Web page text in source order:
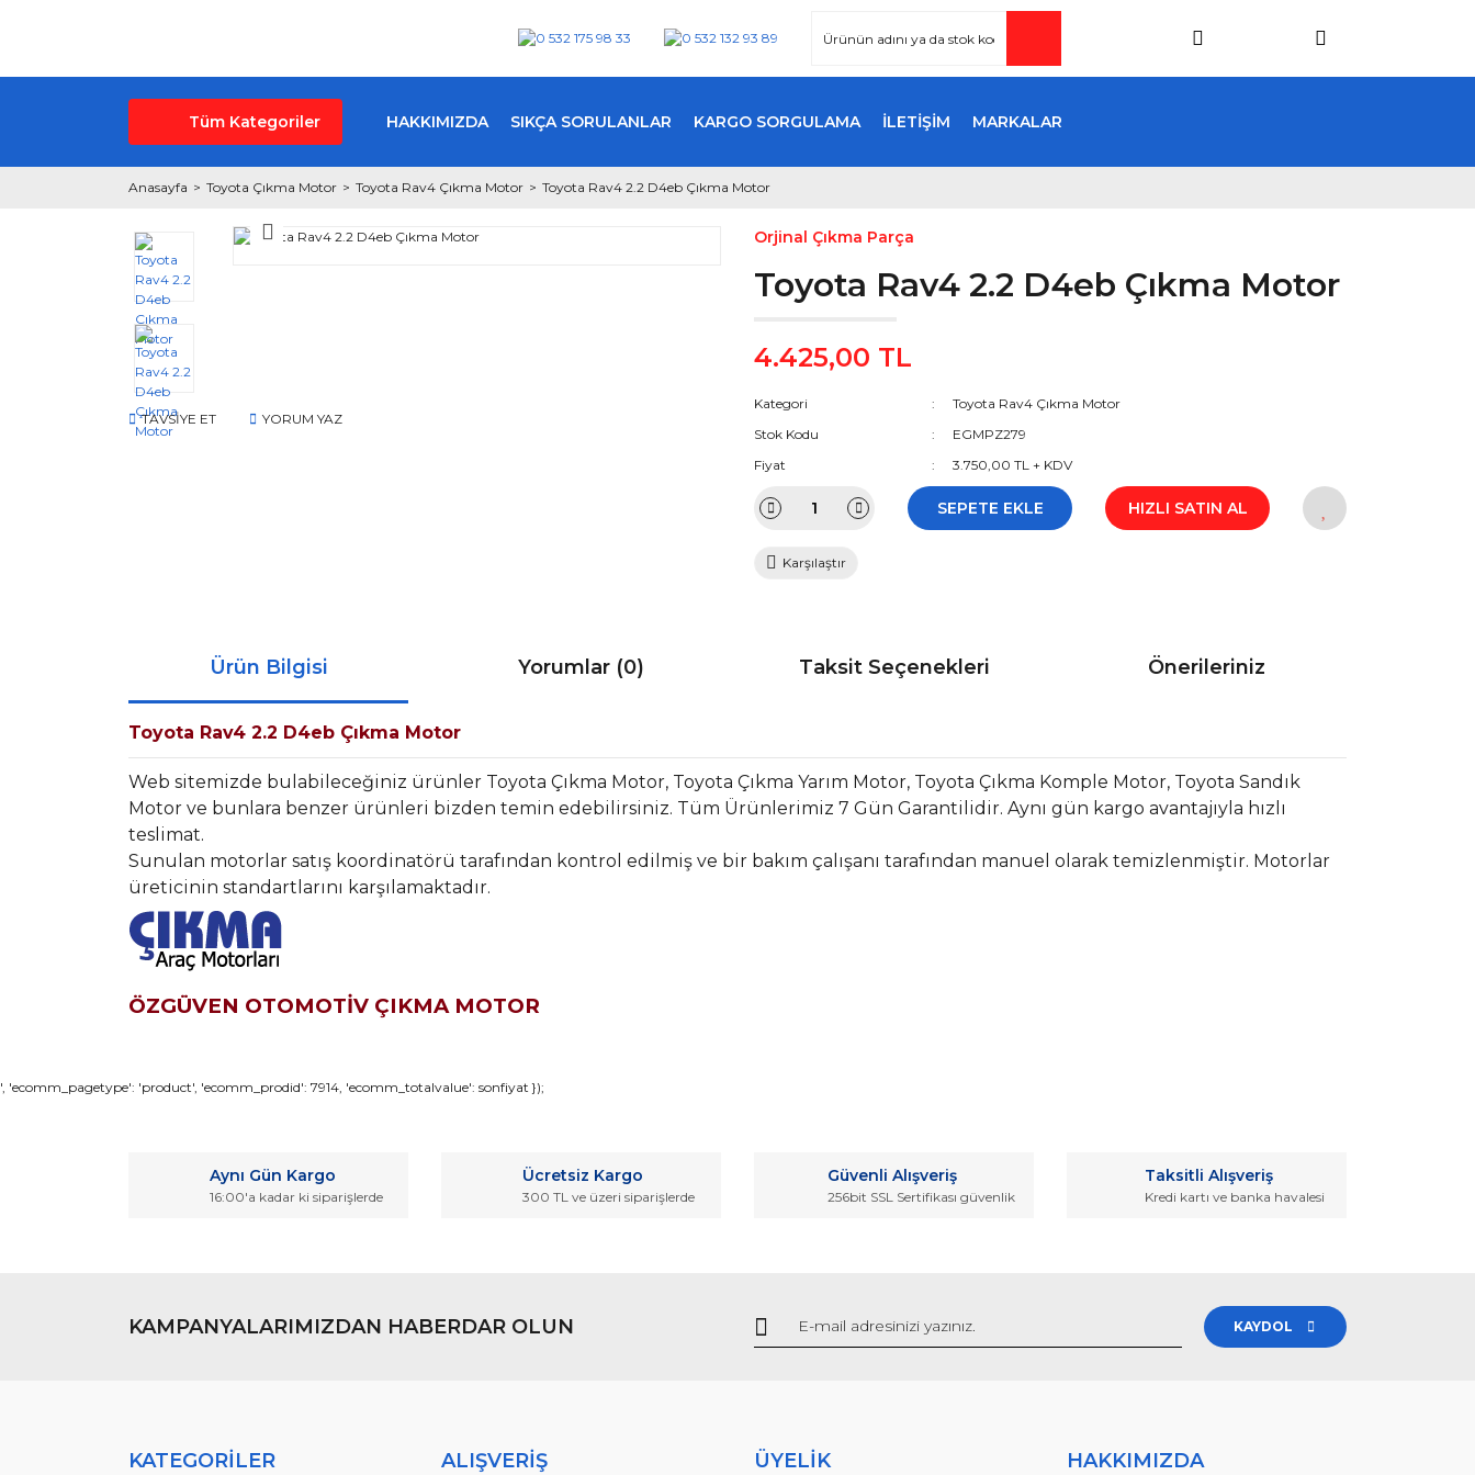
Tüm Kategoriler HAKKIMIZDA SIKÇA SORULANLAR KARGO SORGULAMA İLETİŞİM MARKALAR
Anasayfa Toyota Çıkma Motor Toyota Rav4 Çıkma Motor Toyota Rav4 2.2 D4eb Çıkma Motor
TAVSİYE ET YORUM YAZ
Orjinal Çıkma Parça
Toyota Rav4 2.2 D4eb Çıkma Motor
4.425,00 TL
Kategori
Toyota Rav4 Çıkma Motor
Stok Kodu
EGMPZ279
Fiyat
3.750,00 TL + KDV
SEPETE EKLE HIZLI SATIN AL
Karşılaştır
Ürün Bilgisi Yorumlar (0) Taksit Seçenekleri Önerileriniz
Toyota Rav4 2.2 D4eb Çıkma Motor
Web sitemizde bulabileceğiniz ürünler Toyota Çıkma Motor, Toyota Çıkma Yarım Motor, Toyota Çıkma Komple Motor, Toyota Sandık
Motor ve bunlara benzer ürünleri bizden temin edebilirsiniz. Tüm Ürünlerimiz 7 Gün Garantilidir. Aynı gün kargo avantajıyla hızlı
teslimat.
Sunulan motorlar satış koordinatörü tarafından kontrol edilmiş ve bir bakım çalışanı tarafından manuel olarak temizlenmiştir. Motorlar
üreticinin standartlarını karşılamaktadır.
ÖZGÜVEN OTOMOTİV ÇIKMA MOTOR
Bu ürünün fiyat bilgisi, resim, ürün açıklamalarında ve diğer konularda yetersiz gördüğünüz noktaları öneri formunu kullanarak tarafımıza iletebilirsiniz.
Ürün açıklamasında eksik bilgiler bulunuyor.
', 'ecomm_pagetype': 'product', 'ecomm_prodid': 7914, 'ecomm_totalvalue': sonfiyat });
Aynı Gün Kargo
16:00'a kadar ki siparişlerde
Ücretsiz Kargo
300 TL ve üzeri siparişlerde
Güvenli Alışveriş
256bit SSL Sertifikası güvenlik
Taksitli Alışveriş
Kredi kartı ve banka havalesi
KAMPANYALARIMIZDAN HABERDAR OLUN KAYDOL
KATEGORİLER ALIŞVERİŞ ÜYELİK HAKKIMIZDA